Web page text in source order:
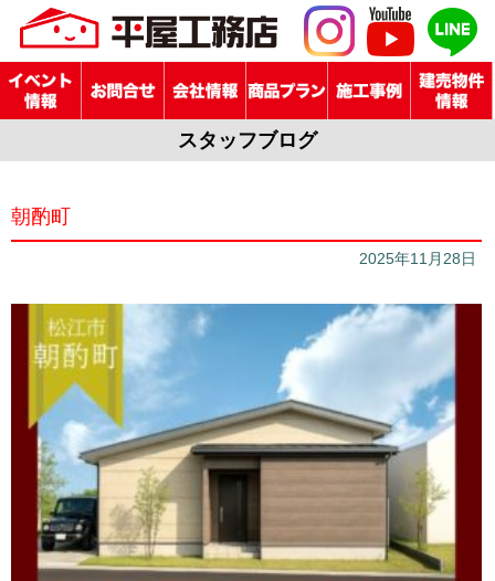
スタッフブログ
朝酌町
2025年11月28日